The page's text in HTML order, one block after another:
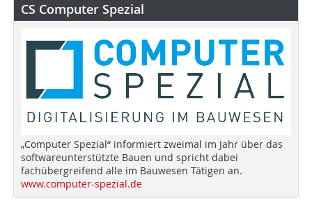
CS Computer Spezial
„Computer Spezial“ informiert zweimal im Jahr über das
softwareunterstützte Bauen und spricht dabei
fachübergreifend alle im Bauwesen Tätigen an.
www.computer-spezial.de